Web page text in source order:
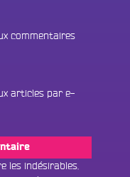
commentaires
articles par e-
les indésirables.